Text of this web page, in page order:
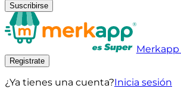
Suscribirse
Registrate
¿Ya tienes una cuenta?Inicia sesión